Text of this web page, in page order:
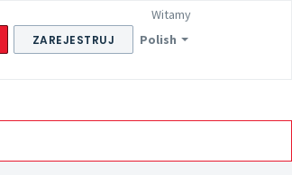
Polish
Witamy
ZAREJESTRUJ